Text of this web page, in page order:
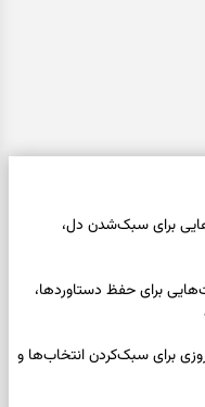
جمعه ۱۶ مرداد ۱۴۰۵ | نیت‌هایی برای سبک‌شدن دل،
جمعه ۱۶ مرداد ۱۴۰۵ | کارت‌هایی برای حفظ دستاوردها،
امروز جمعه ۱۶ مرداد ۱۴۰۵ | روزی برای سبک‌کردن انتخاب‌ها و